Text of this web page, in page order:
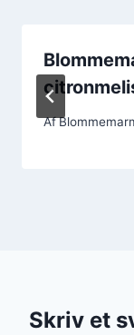
Af
Skriv et